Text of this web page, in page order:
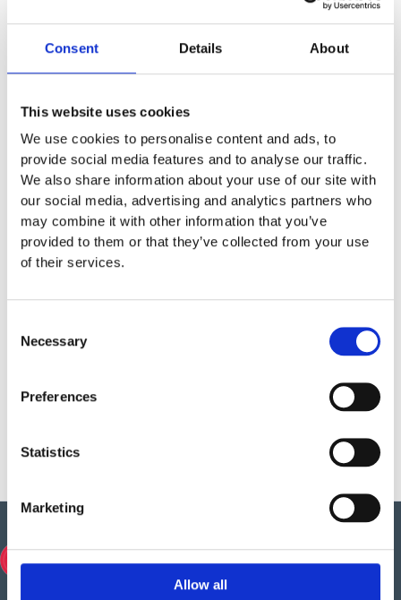
Consent Details About
This website uses cookies
We use cookies to personalise content and ads, to
provide social media features and to analyse our traffic.
We also share information about your use of our site with
our social media, advertising and analytics partners who
may combine it with other information that you’ve
provided to them or that they’ve collected from your use
of their services.
Selection
Necessary
Preferences
Statistics
Marketing
Allow all
Lägg till i offertförfrågan
Specifikationer
Längd
Ø 1.15 m
Bredd Ø 1.15 m
0.17 m
3 – 9 år
Skötsel
Produktens utseende kan avvika mot de bilder som visas